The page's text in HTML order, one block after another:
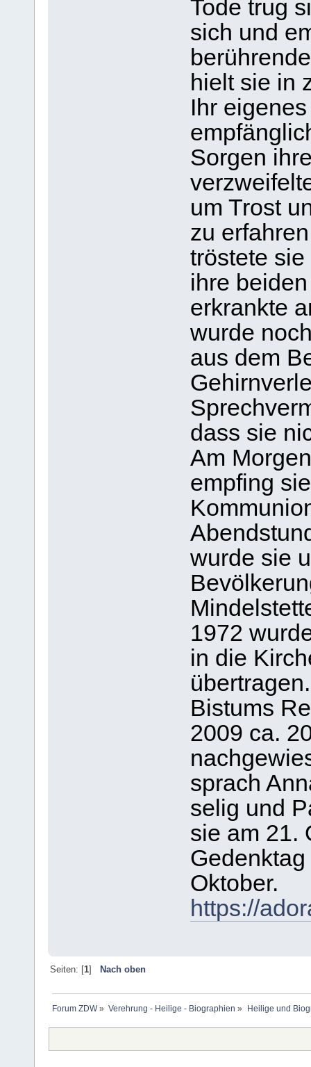
Tode trug
sich und
hielt sie in
Ihr
Sorgen
um Trost
zu
tröstete
ihre
erkrankte
wurde
aus dem
dass sie
Am
empfing
wurde sie
1972
in die
Bistums
2009 ca.
sprach
selig und
sie am 21.
Oktober.
https://
Seiten: [1] Nach oben
Forum ZDW» Verehrung - Heilige - Biographien » Heilige und